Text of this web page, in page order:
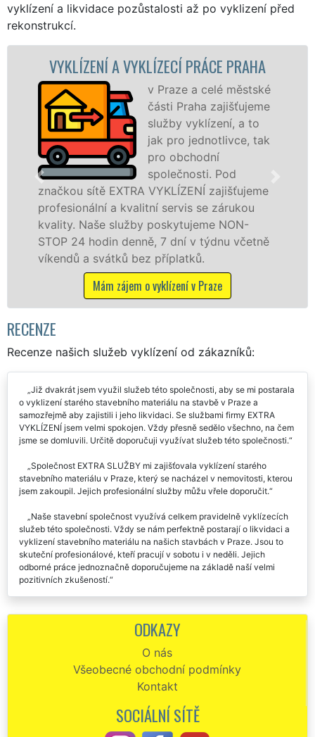
vyklízení a likvidace pozůstalosti až po vyklizení před
rekonstrukcí.
VYKLÍZENÍ A VYKLÍZECÍ PRÁCE PRAHA
v Praze a celé městské
části Praha zajišťujeme
služby vyklízení, a to
jak pro jednotlivce, tak
pro obchodní
společnosti. Pod
značkou sítě EXTRA VYKLÍZENÍ zajišťujeme
profesionální a kvalitní servis se zárukou
kvality. Naše služby poskytujeme NON-
STOP 24 hodin denně, 7 dní v týdnu včetně
víkendů a svátků bez příplatků.
Mám zájem o vyklízení v Praze
RECENZE
Recenze našich služeb vyklízení od zákazníků:
Již dvakrát jsem využil služeb této společnosti, aby se mi postarala
o vyklizení starého stavebního materiálu na stavbě v Praze a
samozřejmě aby zajistili i jeho likvidaci. Se službami firmy EXTRA
VYKLÍZENÍ jsem velmi spokojen. Vždy přesně sedělo všechno, na čem
jsme se domluvili. Určitě doporučuji využívat služeb této společnosti.
Společnost EXTRA SLUŽBY mi zajišťovala vyklízení starého
stavebního materiálu v Praze, který se nacházel v nemovitosti, kterou
jsem zakoupil. Jejich profesionální služby můžu vřele doporučit.
Naše stavební společnost využívá celkem pravidelně vyklízecích
služeb této společnosti. Vždy se nám perfektně postarají o likvidaci a
vyklizení stavebního materiálu na našich stavbách v Praze. Jsou to
skuteční profesionálové, kteří pracují v sobotu i v neděli. Jejich
odborné práce jednoznačně doporučujeme na základě naší velmi
pozitivních zkušeností.
naprosto skvěle a velmi rychle. Určitě budu doporučovat tuto
Moc děkuji za likvidaci a vyklizení přebytečného a nepotřebného
stavebního materiálu v mé novostavbě v Praze. Práci kluků skutečně
oceňuji. Za kvalitu vašich služeb dávám palec nahoru. 👍
ODKAZY
O nás
Všeobecné obchodní podmínky
Kontakt
SOCIÁLNÍ SÍTĚ